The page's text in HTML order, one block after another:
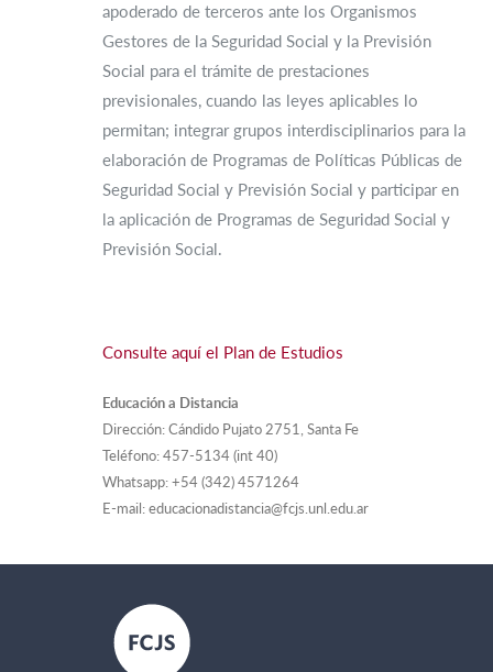
apoderado de terceros ante los Organismos
Gestores de la Seguridad Social y la Previsión
Social para el trámite de prestaciones
previsionales, cuando las leyes aplicables lo
permitan; integrar grupos interdisciplinarios para la
elaboración de Programas de Políticas Públicas de
Seguridad Social y Previsión Social y participar en
la aplicación de Programas de Seguridad Social y
Previsión Social.
Consulte aquí el Plan de Estudios
Educación a Distancia
Dirección: Cándido Pujato 2751, Santa Fe
Teléfono: 457-5134 (int 40)
Whatsapp: +54 (342) 4571264
E-mail: educacionadistancia@fcjs.unl.edu.ar